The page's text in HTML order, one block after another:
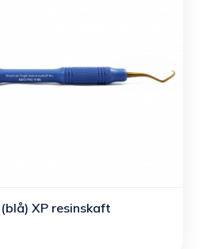
XP resinskaft